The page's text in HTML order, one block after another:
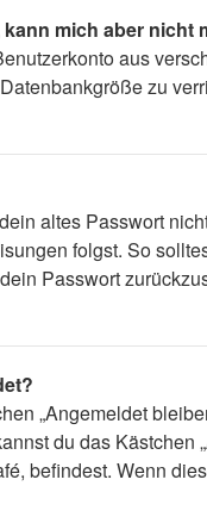
mich aber nicht
aus
zu
altes Passwort
folgst. So
Passwort
„Angemeldet
du das
befindest. Wenn